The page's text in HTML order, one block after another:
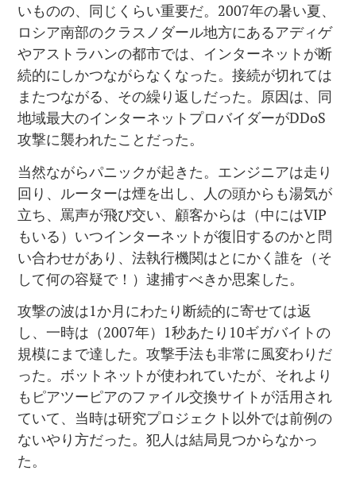
いものの、同じくらい重要だ。2007年の暑い夏、
ロシア南部のクラスノダール地方にあるアディゲ
やアストラハンの都市では、インターネットが断
続的にしかつながらなくなった。接続が切れては
またつながる、その繰り返しだった。原因は、同
地域最大のインターネットプロバイダーがDDoS
攻撃に襲われたことだった。
当然ながらパニックが起きた。エンジニアは走り
回り、ルーターは煙を出し、人の頭からも湯気が
立ち、罵声が飛び交い、顧客からは（中にはVIP
もいる）いつインターネットが復旧するのかと問
い合わせがあり、法執行機関はとにかく誰を（そ
して何の容疑で！）逮捕すべきか思案した。
攻撃の波は1か月にわたり断続的に寄せては返
し、一時は（2007年）1秒あたり10ギガバイトの
規模にまで達した。攻撃手法も非常に風変わりだ
った。ボットネットが使われていたが、それより
もピアツーピアのファイル交換サイトが活用され
ていて、当時は研究プロジェクト以外では前例の
ないやり方だった。犯人は結局見つからなかっ
た。